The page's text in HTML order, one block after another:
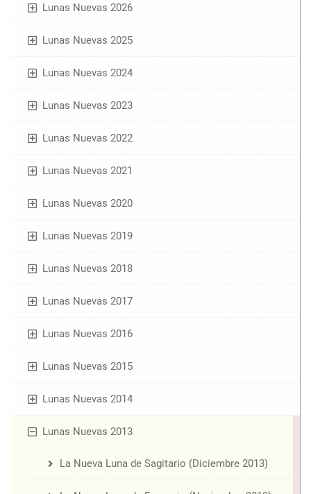
Lunas Nuevas 2026
Lunas Nuevas 2025
Lunas Nuevas 2024
Lunas Nuevas 2023
Lunas Nuevas 2022
Lunas Nuevas 2021
Lunas Nuevas 2020
Lunas Nuevas 2019
Lunas Nuevas 2018
Lunas Nuevas 2017
Lunas Nuevas 2016
Lunas Nuevas 2015
Lunas Nuevas 2014
Lunas Nuevas 2013
La Nueva Luna de Sagitario (Diciembre 2013)